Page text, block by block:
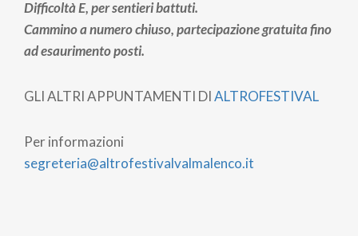
Difficoltà E, per sentieri battuti.
Cammino a numero chiuso, partecipazione gratuita fino
ad esaurimento posti.
GLI ALTRI APPUNTAMENTI DIALTROFESTIVAL
Per informazioni
segreteria@altrofestivalvalmalenco.it